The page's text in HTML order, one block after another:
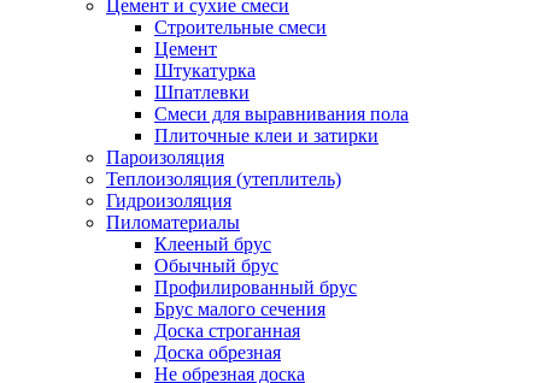
Цемент и сухие смеси
Строительные смеси
Цемент
Штукатурка
Шпатлевки
Смеси для выравнивания пола
Плиточные клеи и затирки
Пароизоляция
Теплоизоляция (утеплитель)
Гидроизоляция
Пиломатериалы
Клееный брус
Обычный брус
Профилированный брус
Брус малого сечения
Доска строганная
Доска обрезная
Не обрезная доска